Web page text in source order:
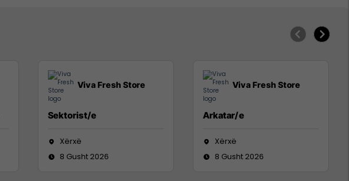
Viva Fresh Store
Sektorist/e
Xërxë
8 Gusht 2026
Viva Fresh Store
Arkatar/e
Xërxë
8 Gusht 2026